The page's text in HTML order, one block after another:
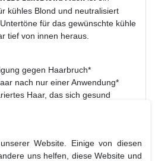
kühles Blond und neutralisiert
für das gewünschte kühle
tief von innen heraus.
gegen Haarbruch*
nach nur einer Anwendung*
Haar, das sich gesund
Shampoo
und empfindliches Haar
Website. Einige von diesen
uns helfen, diese Website und